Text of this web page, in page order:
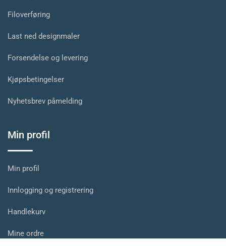
Filoverføring
Last ned designmaler
Forsendelse og levering
Kjøpsbetingelser
Nyhetsbrev påmelding
Min profil
Min profil
Innlogging og registrering
Handlekurv
Mine ordre